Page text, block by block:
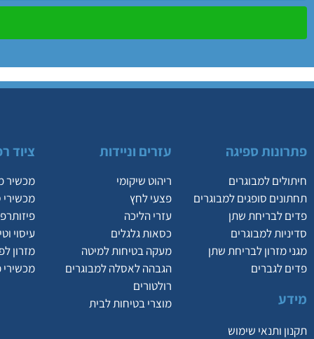
פתרונות ספיגה
חיתולים למבוגרים
תחתונים סופגים למבוגרים
פדים לבריחת שתן
סדיניות למבוגרים
מגני מזרון לבריחת שתן
פדים לגברים
מידע
תקנון ותנאי שימוש
עזרים וניידות
ריהוט שיקומי
פצעי לחץ
עזרי הליכה
כסאות גלגלים
מעקה בטיחות למיטה
הגבהה לאסלה למבוגרים
רולטורים
מוצרי בטיחות לבית
ציוד
מכשיר
עיסוי
מזרון